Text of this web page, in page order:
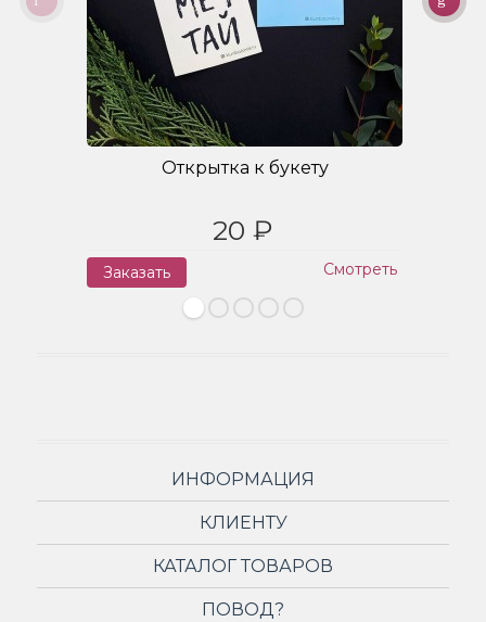
Открытка к букету
20 ₽
Заказать Смотреть
ИНФОРМАЦИЯ
КЛИЕНТУ
КАТАЛОГ ТОВАРОВ
ПОВОД?